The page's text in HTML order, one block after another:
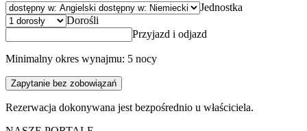
Jednostka
Dorośli
Przyjazd i odjazd
Minimalny okres wynajmu: 5 nocy
Zapytanie bez zobowiązań
Rezerwacja dokonywana jest bezpośrednio u właściciela.